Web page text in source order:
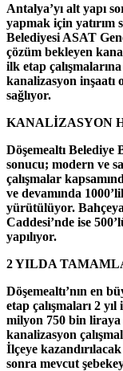
Antalya’yı alt yapı
yapmak için yatırım
Belediyesi ASAT
çözüm bekleyen
ilk etap
kanalizasyon inşaatı
sağlıyor.
KANALİZASYON
Döşemealtı Belediye
sonucu; modern ve
çalışmalar
ve devamında
yürütülüyor.
Caddesi’nde ise
yapılıyor.
2 YILDA
Döşemealtı’nın en
etap çalışmaları 2
milyon 750 bin liraya
kanalizasyon
İlçeye
sonra mevcut